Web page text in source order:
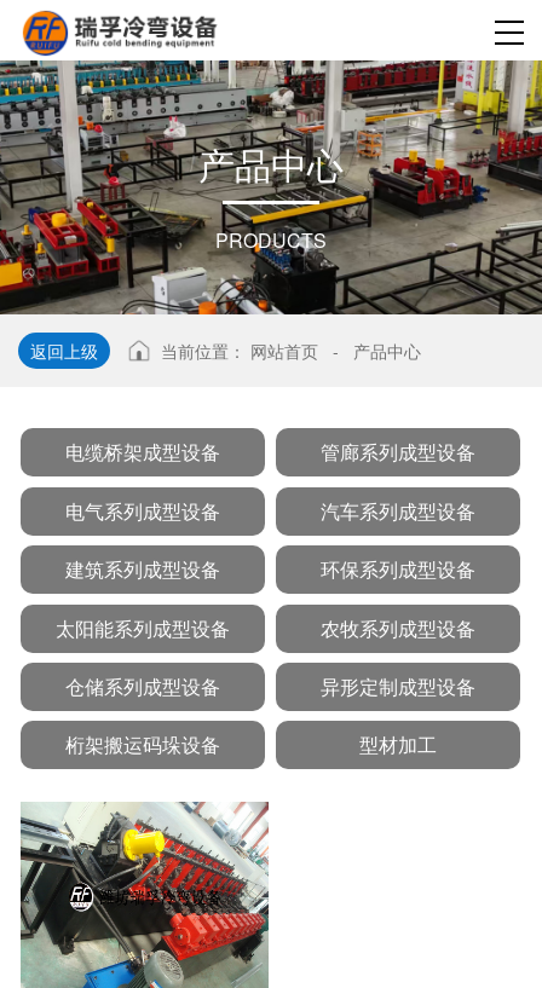
产品中心
PRODUCTS
返回上级 当前位置： 网站首页 - 产品中心
电缆桥架成型设备 管廊系列成型设备
电气系列成型设备 汽车系列成型设备
建筑系列成型设备 环保系列成型设备
太阳能系列成型设备 农牧系列成型设备
仓储系列成型设备 异形定制成型设备
桁架搬运码垛设备 型材加工